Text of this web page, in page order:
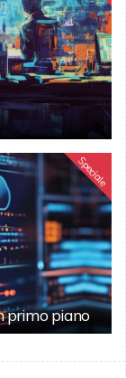
Speciale
primo piano